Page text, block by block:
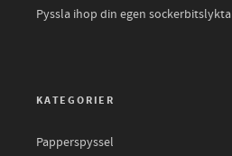
Pyssla ihop din egen sockerbitslykta
KATEGORIER
Papperspyssel